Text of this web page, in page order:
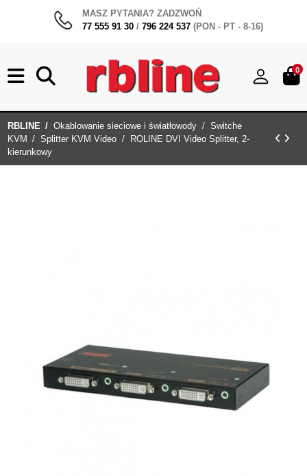
MASZ PYTANIA? ZADZWOŃ
77 555 91 30 / 796 224 537 (PON - PT - 8-16)
0
RBLINE Okablowanie sieciowe i światłowody
Switche
KVM
Splitter KVM Video
ROLINE DVI Video Splitter, 2-
kierunkowy